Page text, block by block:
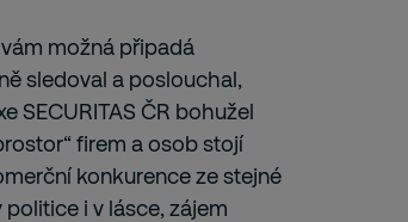
možná připadá
sledoval a poslouchal,
SECURITAS ČR bohužel
firem a osob stojí
konkurence ze stejné
i v lásce, zájem